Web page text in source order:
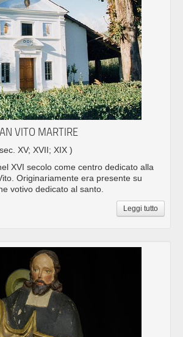
VITO MARTIRE
XV; XVII; XIX )
XVI secolo come centro dedicato alla
Originariamente era presente su
votivo dedicato al santo.
Leggi tutto